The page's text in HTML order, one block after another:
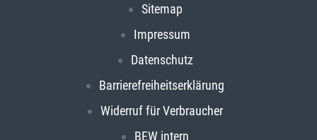
Sitemap
Impressum
Datenschutz
Barrierefreiheitserklärung
Widerruf für Verbraucher
BEW intern